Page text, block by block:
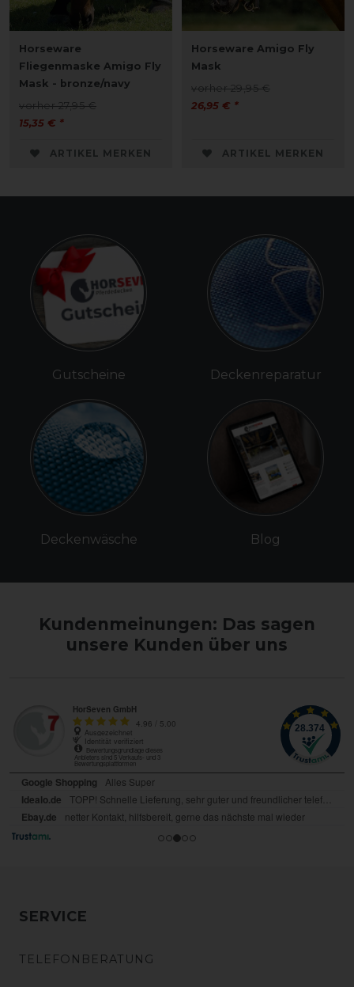
Horseware
Fliegenmaske Amigo Fly
Mask - bronze/navy
vorher 27,95 €
15,35 € *
ARTIKEL MERKEN
Horseware Amigo Fly
Mask
vorher 29,95 €
26,95 € *
ARTIKEL MERKEN
Gutscheine
Deckenwäsche
Deckenreparatur
Blog
Kundenmeinungen: Das sagen
unsere Kunden über uns
SERVICE
TELEFONBERATUNG